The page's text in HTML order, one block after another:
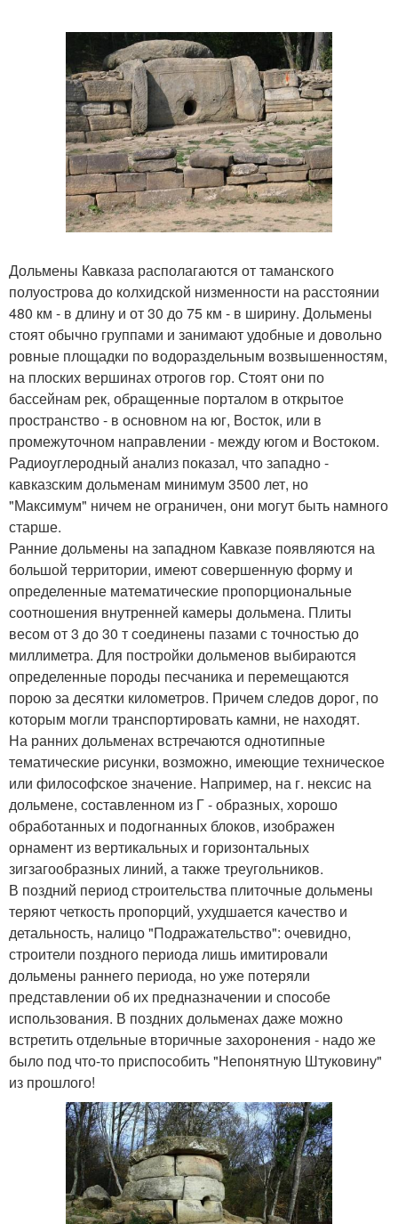
Дольмены Кавказа располагаются от таманского
полуострова до колхидской низменности на расстоянии
480 км - в длину и от 30 до 75 км - в ширину. Дольмены
стоят обычно группами и занимают удобные и довольно
ровные площадки по водораздельным возвышенностям,
на плоских вершинах отрогов гор. Стоят они по
бассейнам рек, обращенные порталом в открытое
пространство - в основном на юг, Восток, или в
промежуточном направлении - между югом и Востоком.
Радиоуглеродный анализ показал, что западно -
кавказским дольменам минимум 3500 лет, но
"Максимум" ничем не ограничен, они могут быть намного
старше.
Ранние дольмены на западном Кавказе появляются на
большой территории, имеют совершенную форму и
определенные математические пропорциональные
соотношения внутренней камеры дольмена. Плиты
весом от 3 до 30 т соединены пазами с точностью до
миллиметра. Для постройки дольменов выбираются
определенные породы песчаника и перемещаются
порою за десятки километров. Причем следов дорог, по
которым могли транспортировать камни, не находят.
На ранних дольменах встречаются однотипные
тематические рисунки, возможно, имеющие техническое
или философское значение. Например, на г. нексис на
дольмене, составленном из Г - образных, хорошо
обработанных и подогнанных блоков, изображен
орнамент из вертикальных и горизонтальных
зигзагообразных линий, а также треугольников.
В поздний период строительства плиточные дольмены
теряют четкость пропорций, ухудшается качество и
детальность, налицо "Подражательство": очевидно,
строители поздного периода лишь имитировали
дольмены раннего периода, но уже потеряли
представлении об их предназначении и способе
использования. В поздних дольменах даже можно
встретить отдельные вторичные захоронения - надо же
было под что-то приспособить "Непонятную Штуковину"
из прошлого!